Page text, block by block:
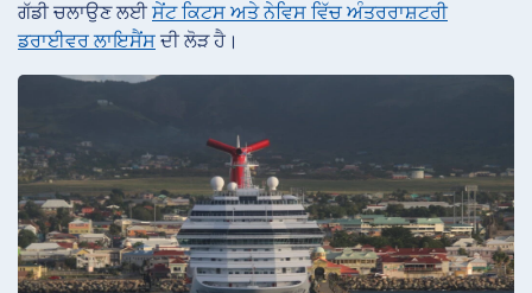
ਗੱਡੀ ਚਲਾਉਣ ਲਈ ਸੇਂਟ ਕਿਟਸ ਅਤੇ ਨੇਵਿਸ ਵਿੱਚ ਅੰਤਰਰਾਸ਼ਟਰੀ
ਡਰਾਈਵਰ ਲਾਇਸੈਂਸ ਦੀ ਲੋੜ ਹੈ।